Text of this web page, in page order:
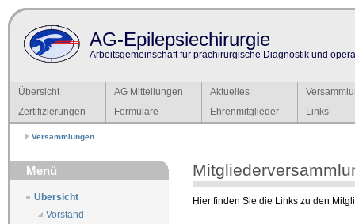
AG-Epilepsiechirurgie
Arbeitsgemeinschaft für prächirurgische Diagnostik und
Übersicht AG Mitteilungen Aktuelles
Zertifizierungen
Formulare Ehrenmitglieder Links
Versammlungen
Menü
Übersicht
Vorstand
Hier finden Sie die Links zu den